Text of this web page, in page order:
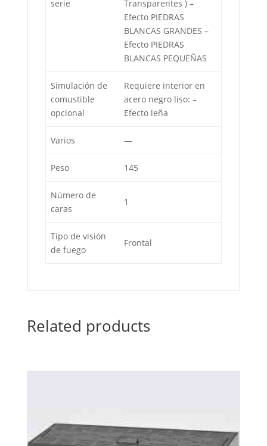
serie
Transparentes ) –
Efecto PIEDRAS
BLANCAS GRANDES –
Efecto PIEDRAS
BLANCAS PEQUEÑAS
Simulación de
comustible
opcional
Requiere interior en
acero negro liso: –
Efecto leña
Varios —
Peso 145
Número de
caras
1
Tipo de visión
de fuego
Frontal
Related products